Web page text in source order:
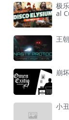
极
al
王
崩
小